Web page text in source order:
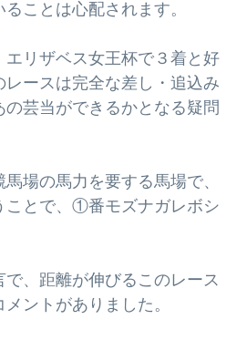
ことは心配されます。
リザベス女王杯で３着と好
ースは完全な差し・追込み
芸当ができるかとなる疑問
場の馬力を要する馬場で、
ことで、①番モズナガレボシ
、距離が伸びるこのレース
ントがありました。